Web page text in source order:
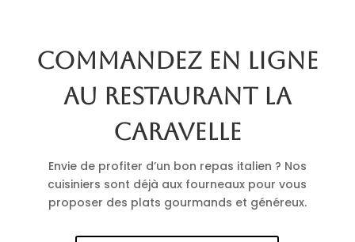
Commandez en ligne
au restaurant La
Caravelle
Envie de profiter d’un bon repas italien ? Nos
cuisiniers sont déjà aux fourneaux pour vous
proposer des plats gourmands et généreux.